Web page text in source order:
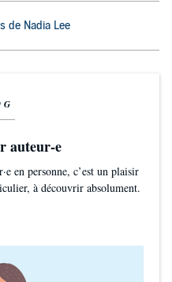
de Nadia Lee
auteur-e
en personne, c’est un plaisir
à découvrir absolument.